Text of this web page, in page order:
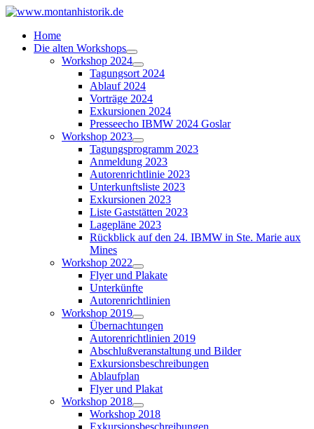
Home
Die alten Workshops
Workshop 2024
Tagungsort 2024
Ablauf 2024
Vorträge 2024
Exkursionen 2024
Presseecho IBMW 2024 Goslar
Workshop 2023
Tagungsprogramm 2023
Anmeldung 2023
Autorenrichtlinie 2023
Unterkunftsliste 2023
Exkursionen 2023
Liste Gaststätten 2023
Lagepläne 2023
Rückblick auf den 24. IBMW in Ste. Marie aux
Mines
Workshop 2022
Flyer und Plakate
Unterkünfte
Autorenrichtlinien
Workshop 2019
Übernachtungen
Autorenrichtlinien 2019
Abschlußveranstaltung und Bilder
Exkursionsbeschreibungen
Ablaufplan
Flyer und Plakat
Workshop 2018
Workshop 2018
Exkursionsbeschreibungen